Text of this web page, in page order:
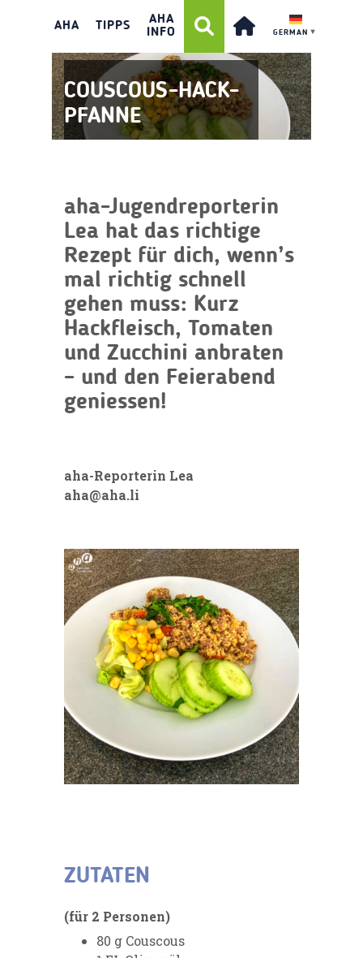
AHA TIPPS
AHA
INFO
GERMAN ▼
COUSCOUS-HACK-
PFANNE
aha-Jugendreporterin
Lea hat das richtige
Rezept für dich, wenn’s
mal richtig schnell
gehen muss: Kurz
Hackfleisch, Tomaten
und Zucchini anbraten
– und den Feierabend
geniessen!
aha-Reporterin Lea
aha@aha.li
ZUTATEN
(für 2 Personen)
80 g Couscous